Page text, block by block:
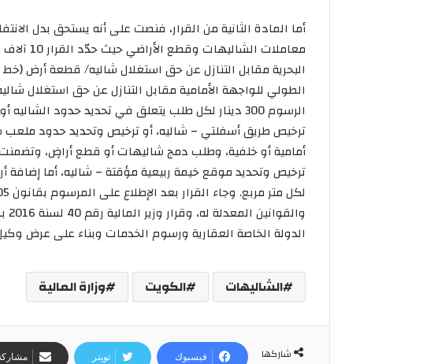
أما المادة الثانية من القرار، فنصت على أنه يستحق بدل
معاملات
الطولي للواجهة الأمامية مقابل التنازل عن حق استغلال
الرسوم 300 دينار لكل طلب يتعلق في تحديد حدود
ترخيص طريق أسفلتي – شاليه، أو ترخيص وتحديد حدود ملعب
الدولة الخاصة العقارية ورسوم الخدمات وبناء على عرض
الشاليهات الكويت وزارة المالية
شاركها فيسبوك تويتر
بورصة
الكويت
تغلق
تعاملاتها
على
ارتفاع
المؤشر
العام
14ر23
نقطة
بورصة الكويت تغلق
نقطة